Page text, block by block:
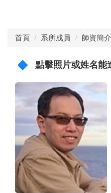
首頁 系所成員 師資簡介
點擊照片或姓名能